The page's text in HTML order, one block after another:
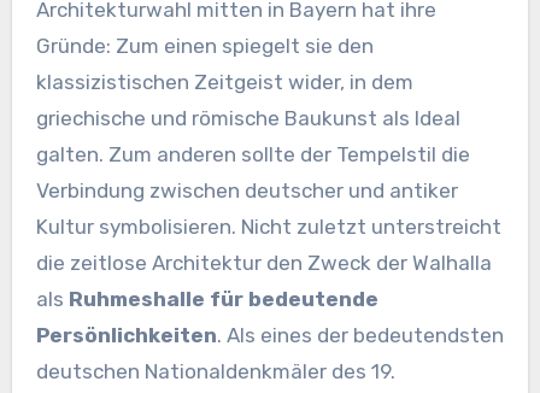
Architekturwahl mitten in Bayern hat ihre
Gründe: Zum einen spiegelt sie den
klassizistischen Zeitgeist wider, in dem
griechische und römische Baukunst als Ideal
galten. Zum anderen sollte der Tempelstil die
Verbindung zwischen deutscher und antiker
Kultur symbolisieren. Nicht zuletzt unterstreicht
die zeitlose Architektur den Zweck der Walhalla
als Ruhmeshalle für bedeutende
Persönlichkeiten. Als eines der bedeutendsten
deutschen Nationaldenkmäler des 19.